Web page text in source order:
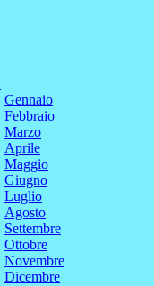
Gennaio
Febbraio
Marzo
Aprile
Maggio
Giugno
Luglio
Agosto
Settembre
Ottobre
Novembre
Dicembre